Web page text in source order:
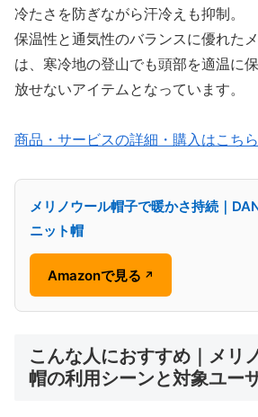
冷たさを防ぎながら汗冷えも抑制。
保温性と通気性のバランスに優れた
は、寒冷地の登山でも頭部を適温に
放せないアイテムとなっています。
商品・サービスの詳細・購入はこちら
メリノウール帽子で暖かさ持続｜
ニット帽
Amazonで見る ↗
こんな人におすすめ｜メリ
帽の利用シーンと対象ユー